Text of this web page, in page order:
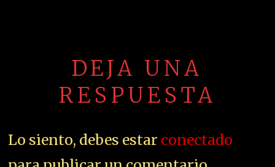
DEJA UNA
RESPUESTA
Lo siento, debes estar conectado